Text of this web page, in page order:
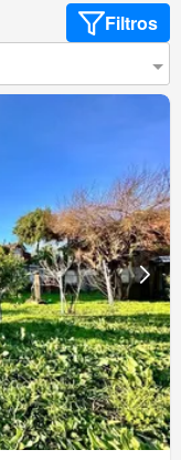
Filtros